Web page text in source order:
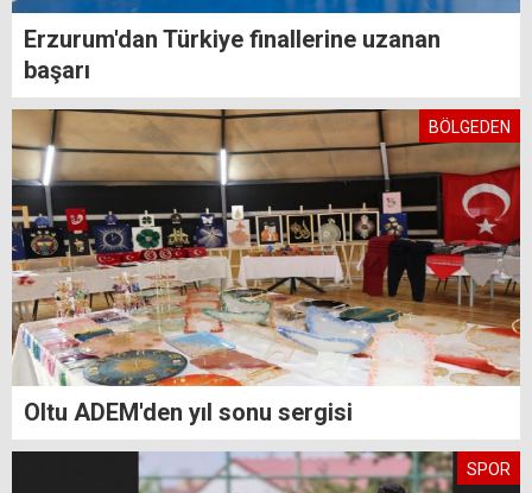
Erzurum'dan Türkiye finallerine uzanan
başarı
BÖLGEDEN
Oltu ADEM'den yıl sonu sergisi
SPOR